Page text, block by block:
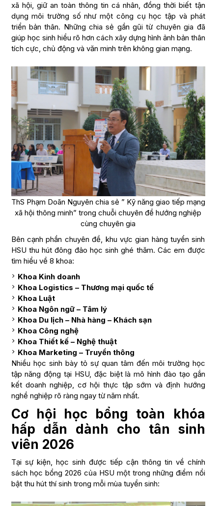
xã hội, giữ an toàn thông tin cá nhân, đồng thời biết tận
dụng môi trường số như một công cụ học tập và phát
triển bản thân. Những chia sẻ gần gũi từ chuyên gia đã
giúp học sinh hiểu rõ hơn cách xây dựng hình ảnh bản thân
tích cực, chủ động và văn minh trên không gian mạng.
ThS Phạm Doãn Nguyên chia sẻ ” Kỹ năng giao tiếp mạng
xã hội thông minh” trong chuỗi chuyên đề hướng nghiệp
cùng chuyên gia
Bên cạnh phần chuyên đề, khu vực gian hàng tuyển sinh
HSU thu hút đông đảo học sinh ghé thăm. Các em được
tìm hiểu về 8 khoa:
Khoa Kinh doanh
Khoa Logistics – Thương mại quốc tế
Khoa Luật
Khoa Ngôn ngữ – Tâm lý
Khoa Du lịch – Nhà hàng – Khách sạn
Khoa Công nghệ
Khoa Thiết kế – Nghệ thuật
Khoa Marketing – Truyền thông
Nhiều học sinh bày tỏ sự quan tâm đến môi trường học
tập năng động tại HSU, đặc biệt là mô hình đào tạo gắn
kết doanh nghiệp, cơ hội thực tập sớm và định hướng
nghề nghiệp rõ ràng ngay từ năm nhất.
Cơ hội học bổng toàn khóa
hấp dẫn dành cho tân sinh
viên 2026
Tại sự kiện, học sinh được tiếp cận thông tin về chính
sách học bổng 2026 của HSU một trong những điểm nổi
bật thu hút thí sinh trong mỗi mùa tuyển sinh: